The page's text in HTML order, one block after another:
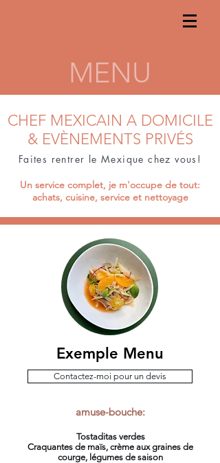
MENU
CHEF MEXICAIN A DOMICILE
& EVÈNEMENTS PRIVÉS
Faites rentrer le Mexique chez vous!
Un service complet, je m'occupe de tout​:
achats, cuisine, service et nettoyage
Exemple Menu
Contactez-moi pour un devis
amuse-bouche:
Tostaditas verdes
Craquantes de maïs, crème aux graines de
courge, légumes de saison